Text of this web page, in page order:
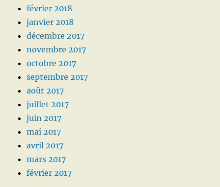
février 2018
janvier 2018
décembre 2017
novembre 2017
octobre 2017
septembre 2017
août 2017
juillet 2017
juin 2017
mai 2017
avril 2017
mars 2017
février 2017